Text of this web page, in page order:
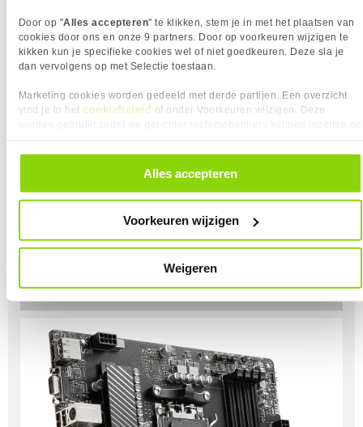
Door op "Alles accepteren" te klikken, stem je in met het plaatsen van
cookies door ons en onze 9 partners. Door op voorkeuren wijzigen te
kikken kun je specifieke cookies wel of niet goedkeuren. Deze sla je
dan vervolgens op met Selectie toestaan.
Marketing cookies worden gedeeld met derde partijen. Een overzicht
vind je in het cookiebeleid of onder Voorkeuren wijzigen. Deze
alle cookies. Je kunt je gegeven toestemming altijd intrekken, dit doe je
door in de footer van onze website te klikken op ‘Cookievoorkeuren’
Alles accepteren
Voorkeuren wijzigen
Weigeren
Dit is een vormfactor desktop die het meeste
voorkomt. Hierbij hebben de moederborden een
afmeting van 305 x 244 mm. Deze vormfactor is erg
populair vanwege de uitbreidmogelijkheden.
ALLE MOEDERBORDEN